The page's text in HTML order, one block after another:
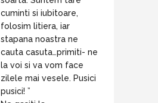
cuminti si iubitoare,
folosim litiera, iar
stapana noastra ne
cauta casuta…primiti- ne
la voi si va vom face
zilele mai vesele. Pusici
pusici! ”